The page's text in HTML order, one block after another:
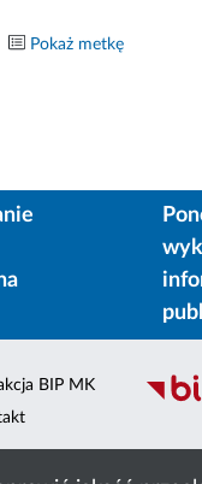
Pokaż metkę
BIP MK